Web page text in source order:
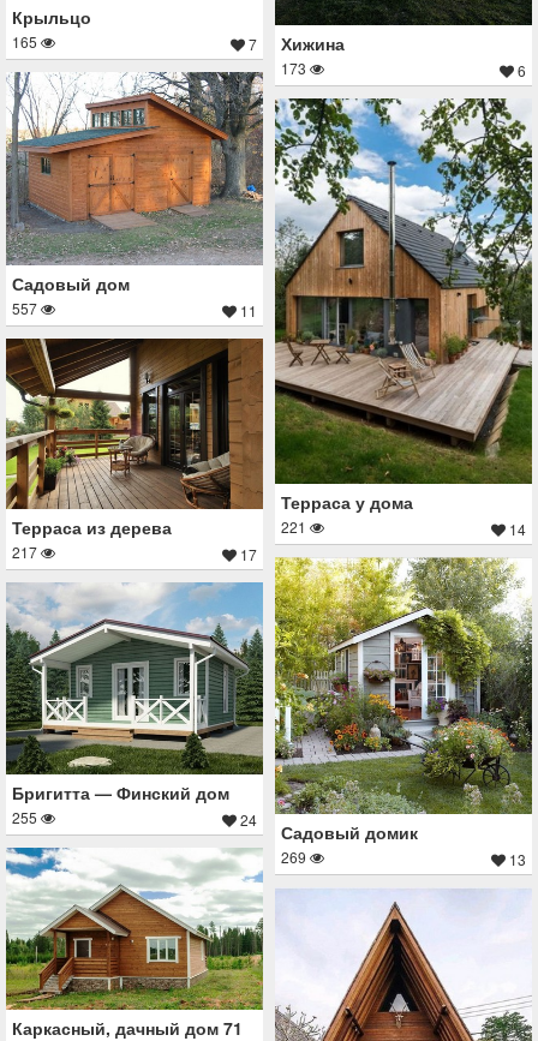
Крыльцо
165 7 Хижина
173 6
Садовый дом
557 11
Терраса у дома
221 14
Терраса из дерева
217 17
Садовый домик
269 13
Бригитта — Финский дом
255 24
Каркасный, дачный дом 71